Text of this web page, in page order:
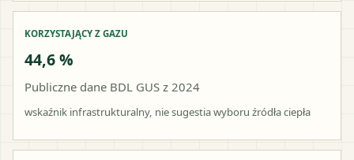
KORZYSTAJĄCY Z GAZU
44,6 %
Publiczne dane BDL GUS z 2024
wskaźnik infrastrukturalny, nie sugestia wyboru źródła ciepła